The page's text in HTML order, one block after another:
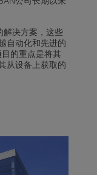
解决方案，这些
自动化和先进的
的重点是将其
从设备上获取的